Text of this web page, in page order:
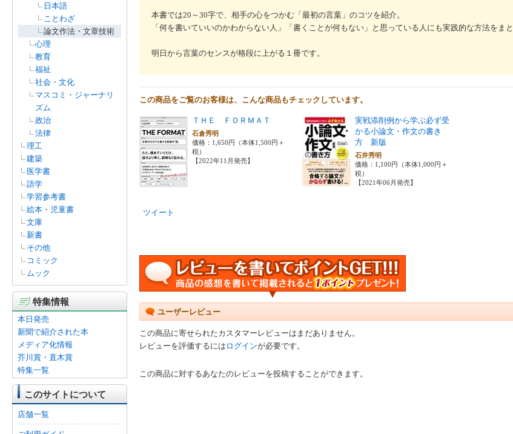
日本語
ことわざ
論文作法・文章技術
心理
教育
福祉
社会・文化
マスコミ・ジャーナリ
ズム
政治
法律
理工
建築
医学書
語学
学習参考書
絵本・児童書
文庫
新書
その他
コミック
ムック
特集情報
本日発売
新聞で紹介された本
メディア化情報
芥川賞・直木賞
特集一覧
このサイトについて
店舗一覧
本書では20～30字で、相手の心をつかむ「最初の言葉」のコツを紹介。
「何を書いていいのかわからない人」「書くことが何もない」と思っている人にも実践的な方法をまと
明日から言葉のセンスが格段に上がる１冊です。
この商品をご覧のお客様は、こんな商品もチェックしています。
ＴＨＥ ＦＯＲＭＡＴ
石倉秀明
価格：1,650円（本体1,500円＋
税）
【2022年11月発売】
実戦添削例から学ぶ必ず受
かる小論文・作文の書き
方 新版
石井秀明
価格：1,100円（本体1,000円＋
税）
【2021年06月発売】
ツイート
ユーザーレビュー
この商品に寄せられたカスタマーレビューはまだありません。
レビューを評価するには ログインが必要です。
この商品に対するあなたのレビューを投稿することができます。